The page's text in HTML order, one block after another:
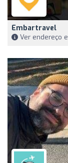
Embartravel
Ver endereço